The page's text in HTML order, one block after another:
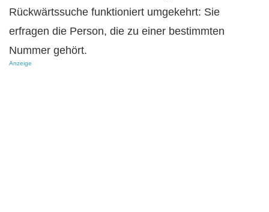
Rückwärtssuche funktioniert umgekehrt: Sie
erfragen die Person, die zu einer bestimmten
Nummer gehört.
Anzeige